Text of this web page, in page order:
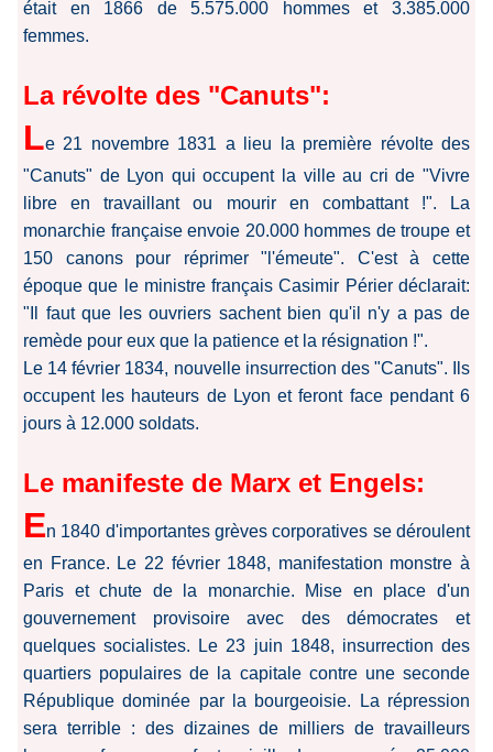
était en 1866 de 5.575.000 hommes et 3.385.000
femmes.
La révolte des "Canuts":
Le 21 novembre 1831 a lieu la première révolte des
"Canuts" de Lyon qui occupent la ville au cri de "Vivre
libre en travaillant ou mourir en combattant !". La
monarchie française envoie 20.000 hommes de troupe et
150 canons pour réprimer "l'émeute". C'est à cette
époque que le ministre français Casimir Périer déclarait:
"Il faut que les ouvriers sachent bien qu'il n'y a pas de
remède pour eux que la patience et la résignation !".
Le 14 février 1834, nouvelle insurrection des "Canuts". Ils
occupent les hauteurs de Lyon et feront face pendant 6
jours à 12.000 soldats.
Le manifeste de Marx et Engels:
En 1840 d'importantes grèves corporatives se déroulent
en France. Le 22 février 1848, manifestation monstre à
Paris et chute de la monarchie. Mise en place d'un
gouvernement provisoire avec des démocrates et
quelques socialistes. Le 23 juin 1848, insurrection des
quartiers populaires de la capitale contre une seconde
République dominée par la bourgeoisie. La répression
sera terrible : des dizaines de milliers de travailleurs